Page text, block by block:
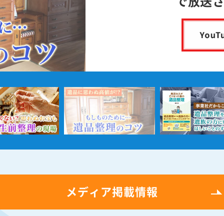
メディア掲載情報